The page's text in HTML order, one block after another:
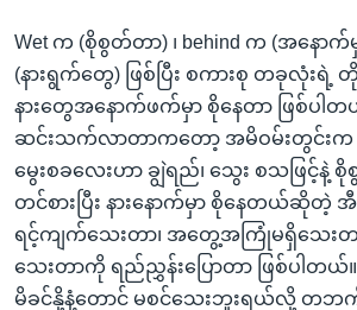
Wet က (စိုစွတ်တာ) ၊ behind က (အနောက်မှ
(နားရွက်တွေ) ဖြစ်ပြီး စကားစု တခုလုံး
နားတွေအနောက်ဖက်မှာ စိုနေတာ ဖြစ်ပါ
ဆင်းသက်လာတာကတော့ အမိဝမ်းတွင်း
မွေးစခလေးဟာ ချွဲရည်၊ သွေး စသဖြင့်နဲ့
တင်စားပြီး နားနောက်မှာ စိုနေတယ်ဆိုတဲ့
ရင့်ကျက်သေးတာ၊ အတွေ့အကြုံမရှိသေး
သေးတာကို ရည်ညွှန်းပြောတာ ဖြစ်ပါတယ်။
မိခင်နို့နံ့တောင် မစင်သေးဘူးရယ်လို့